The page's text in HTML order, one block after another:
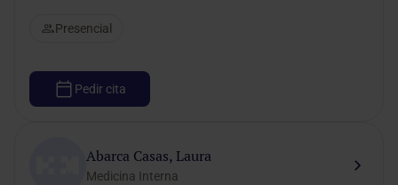
Presencial
Pedir cita
Abarca Casas, Laura
Medicina Interna